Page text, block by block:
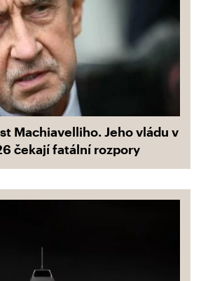
Machiavelliho. Jeho vládu v
čekají fatální rozpory